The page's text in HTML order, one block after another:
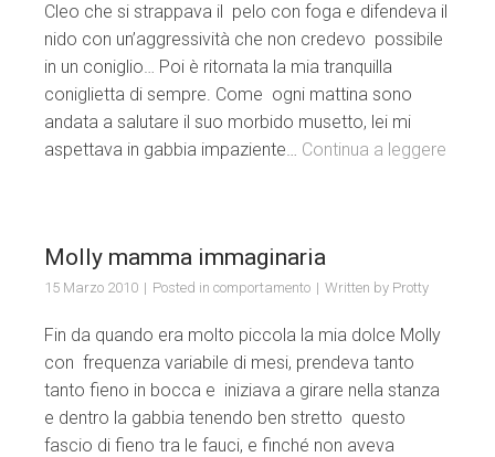
Cleo che si strappava il pelo con foga e difendeva il
nido con un’aggressività che non credevo possibile
in un coniglio… Poi è ritornata la mia tranquilla
coniglietta di sempre. Come ogni mattina sono
andata a salutare il suo morbido musetto, lei mi
aspettava in gabbia impaziente… Continua a leggere
Molly mamma immaginaria
15 Marzo 2010 Posted in comportamento Written by Protty
Fin da quando era molto piccola la mia dolce Molly
con frequenza variabile di mesi, prendeva tanto
tanto fieno in bocca e iniziava a girare nella stanza
e dentro la gabbia tenendo ben stretto questo
fascio di fieno tra le fauci, e finché non aveva